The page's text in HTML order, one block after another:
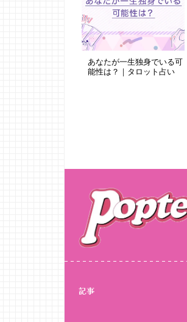
あなたが一生独身でいる可
能性は？｜タロット占い
記事